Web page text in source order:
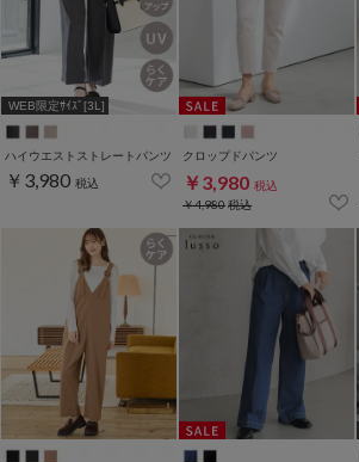
WEB限定ｻｲｽﾞ[3L]
ハイウエストストレートパンツ
￥3,980 税込
クロップドパンツ
￥3,980 税込
￥4,980税込